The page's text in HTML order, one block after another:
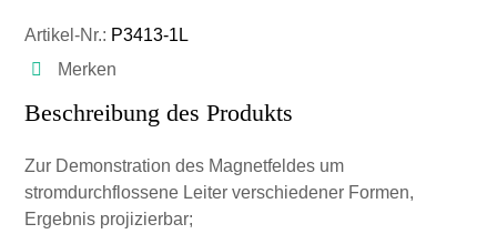
Artikel-Nr.: P3413-1L
Merken
Beschreibung des Produkts
Zur Demonstration des Magnetfeldes um
stromdurchflossene Leiter verschiedener Formen,
Ergebnis projizierbar;